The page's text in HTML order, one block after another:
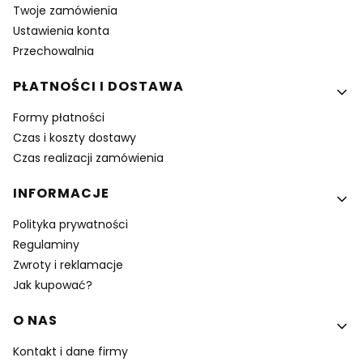
Twoje zamówienia
Ustawienia konta
Przechowalnia
PŁATNOŚCI I DOSTAWA
Formy płatności
Czas i koszty dostawy
Czas realizacji zamówienia
INFORMACJE
Polityka prywatności
Regulaminy
Zwroty i reklamacje
Jak kupować?
O NAS
Kontakt i dane firmy